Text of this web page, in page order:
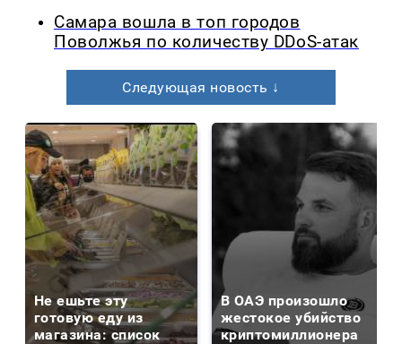
Самара вошла в топ городов
Поволжья по количеству DDoS-атак
Следующая новость ↓
Не ешьте эту
готовую еду из
магазина: список
В ОАЭ произошло
жестокое убийство
криптомиллионера